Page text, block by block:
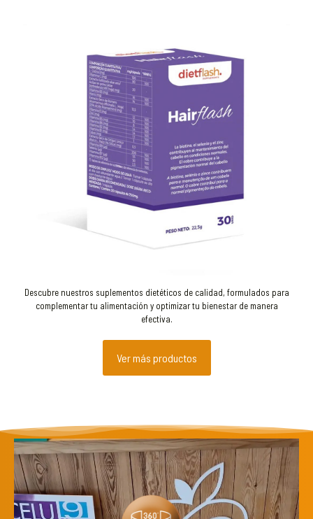
Descubre nuestros suplementos dietéticos de calidad, formulados para
complementar tu alimentación y optimizar tu bienestar de manera
efectiva.
Ver más productos